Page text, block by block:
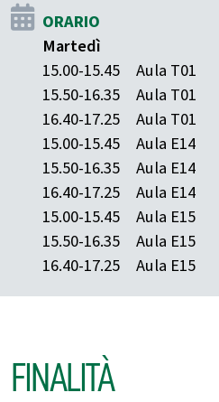
ORARIO
Martedì
15.00-15.45
Aula T01
15.50-16.35
Aula T01
16.40-17.25
Aula T01
15.00-15.45
Aula E14
15.50-16.35
Aula E14
16.40-17.25
Aula E14
15.00-15.45
Aula E15
15.50-16.35
Aula E15
16.40-17.25
Aula E15
FINALITÀ